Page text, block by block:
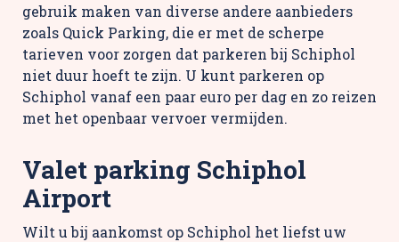
gebruik maken van diverse andere aanbieders
zoals Quick Parking, die er met de scherpe
tarieven voor zorgen dat parkeren bij Schiphol
niet duur hoeft te zijn. U kunt parkeren op
Schiphol vanaf een paar euro per dag en zo reizen
met het openbaar vervoer vermijden.
Valet parking Schiphol
Airport
Wilt u bij aankomst op Schiphol het liefst uw